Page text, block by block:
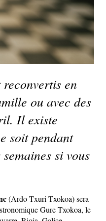
en
ou avec des
Il existe
soit pendant
si vous
(Ardo Txuri Txokoa) sera
Gure Txokoa, le